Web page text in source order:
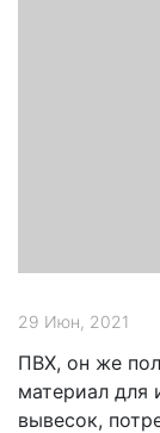
29 Июн, 2021
ПВХ, он же
материал для
вывесок,